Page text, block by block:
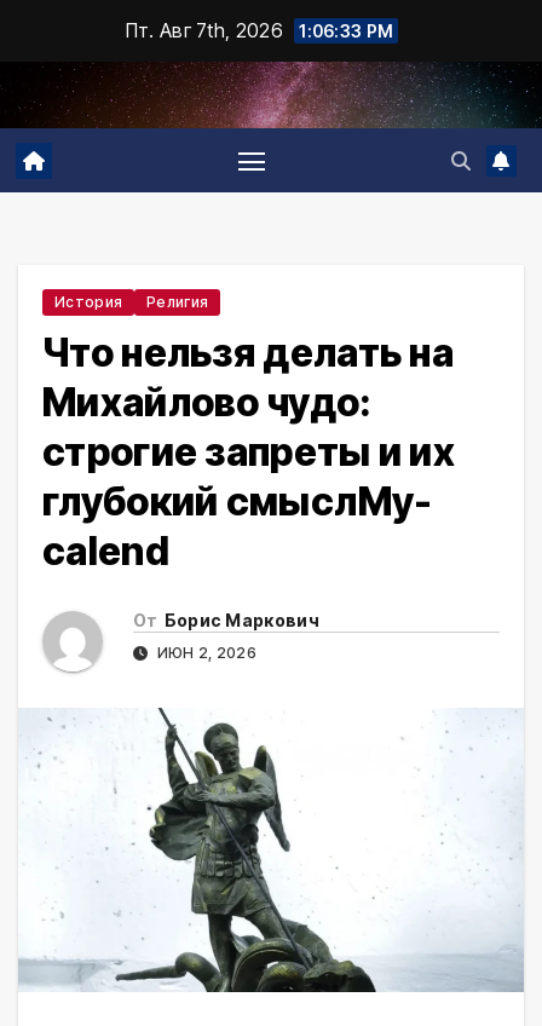
содержимому
Пт. Авг 7th, 2026 1:06:34 PM
История Религия
Что нельзя делать на
Михайлово чудо:
строгие запреты и их
глубокий смысл⁠My-
calend
От Борис Маркович
ИЮН 2, 2026